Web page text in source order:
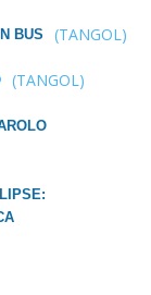
BUS (TANGOL)
(TANGOL)